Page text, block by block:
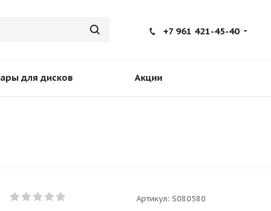
+7 961 421-45-40
для дисков Акции
Артикул: S080580